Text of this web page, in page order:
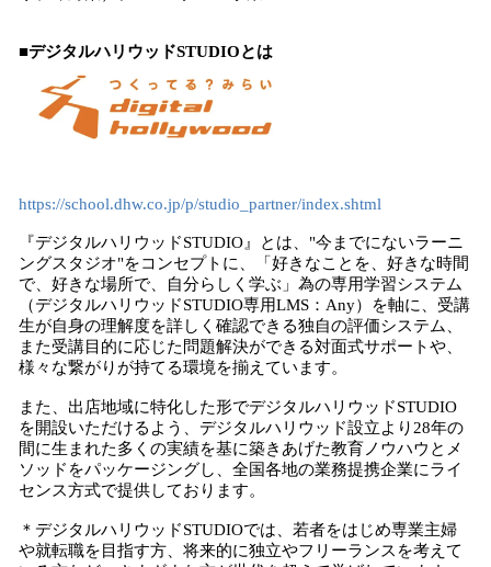
■デジタルハリウッドSTUDIOとは
https://school.dhw.co.jp/p/studio_partner/index.shtml
『デジタルハリウッドSTUDIO』とは、"今までにないラーニ
ングスタジオ"をコンセプトに、「好きなことを、好きな時間
で、好きな場所で、自分らしく学ぶ」為の専用学習システム
（デジタルハリウッドSTUDIO専用LMS：Any）を軸に、受講
生が自身の理解度を詳しく確認できる独自の評価システム、
また受講目的に応じた問題解決ができる対面式サポートや、
様々な繋がりが持てる環境を揃えています。
また、出店地域に特化した形でデジタルハリウッドSTUDIO
を開設いただけるよう、デジタルハリウッド設立より28年の
間に生まれた多くの実績を基に築きあげた教育ノウハウとメ
ソッドをパッケージングし、全国各地の業務提携企業にライ
センス方式で提供しております。
＊デジタルハリウッドSTUDIOでは、若者をはじめ専業主婦
や就転職を目指す方、将来的に独立やフリーランスを考えて